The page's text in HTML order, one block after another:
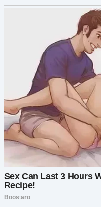
Стасе — мужчине,
партнёром, её
себя как какой-то
На следующее утро я
тупо смотрел в
лежал сгоревший
«Доброе утро», —
нейтральный тон. —
дня на день. Может,
немного
Он фыркнул. «С ней
дело. Моя мама с
никогда не
Я чуть не уронила
всё в порядке? Ты
готовить, убирать и